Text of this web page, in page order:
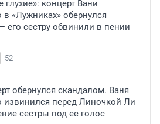
концерт Вани
«Лужниках» обернулся
его сестру обвинили в пении
52
обернулся скандалом. Ваня
извинился перед Линочкой Ли
сестры под ее голос